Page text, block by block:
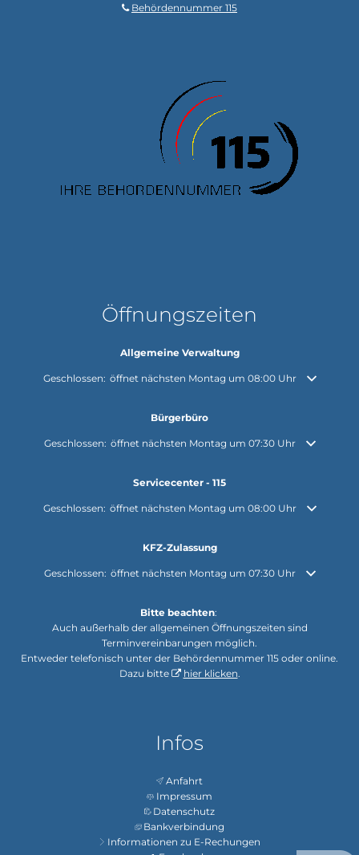
Behördennummer 115
Öffnungszeiten
Allgemeine Verwaltung
Klicken, um weitere Öffnungs- oder Schließzeiten auszublenden
Geschlossen: öffnet nächsten Montag um 08:00 Uhr
Bürgerbüro
Klicken, um weitere Öffnungs- oder Schließzeiten auszublenden
Geschlossen: öffnet nächsten Montag um 07:30 Uhr
Servicecenter - 115
Klicken, um weitere Öffnungs- oder Schließzeiten auszublenden
Geschlossen: öffnet nächsten Montag um 08:00 Uhr
KFZ-Zulassung
Klicken, um weitere Öffnungs- oder Schließzeiten auszublenden
Geschlossen: öffnet nächsten Montag um 07:30 Uhr
Bitte beachten:
Auch außerhalb der allgemeinen Öffnungszeiten sind
Terminvereinbarungen möglich.
Entweder telefonisch unter der Behördennummer 115 oder online.
Dazu bitte
hier klicken.
Infos
Anfahrt
Impressum
Datenschutz
Bankverbindung
Informationen zu E-Rechungen